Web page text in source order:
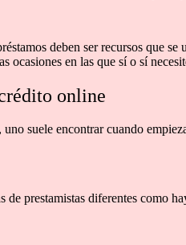
deben ser recursos que se
ocasiones en las que sí o sí
online
suele encontrar cuando
prestamistas diferentes como